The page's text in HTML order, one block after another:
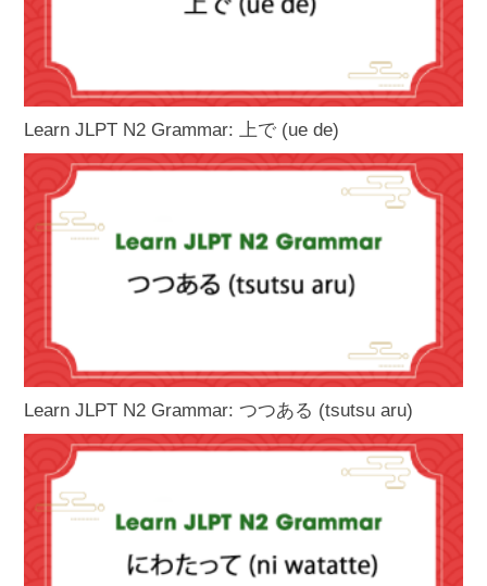
Learn JLPT N2 Grammar: 上で (ue de)
Learn JLPT N2 Grammar: つつある (tsutsu aru)